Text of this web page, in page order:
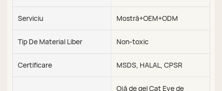
Serviciu Mostră+OEM+ODM
Tip De Material Liber Non-toxic
Certificare MSDS, HALAL, CPSR
Ojă de gel Cat Eye de